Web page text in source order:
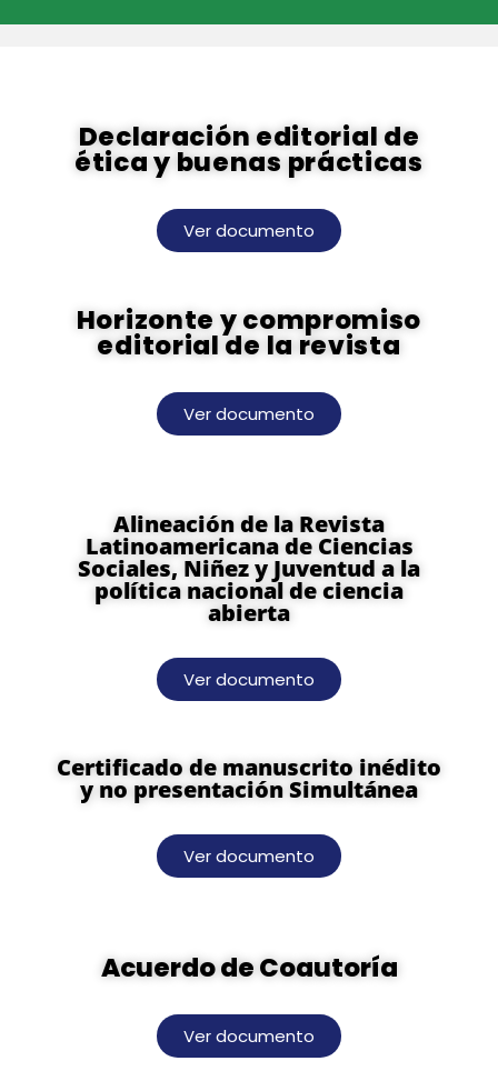
Declaración editorial de
ética y buenas prácticas
Ver documento
Horizonte y compromiso
editorial de la revista
Ver documento
Alineación de la Revista
Latinoamericana de Ciencias
Sociales, Niñez y Juventud a la
política nacional de ciencia
abierta
Ver documento
Certificado de manuscrito inédito
y no presentación Simultánea
Ver documento
Acuerdo de Coautoría
Ver documento